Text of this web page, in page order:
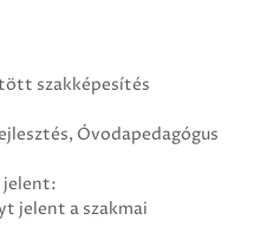
szakképesítés
Óvodapedagógus
jelent:
jelent a szakmai